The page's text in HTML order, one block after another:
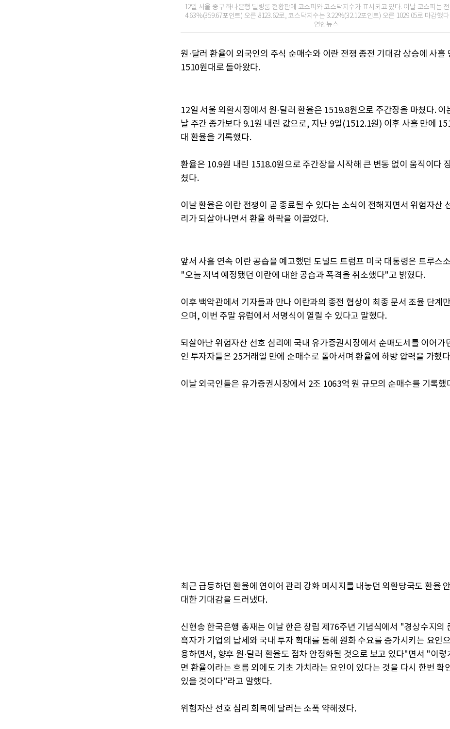
12일 서울 중구 하나은행 딜링룸 현황판에 코스피와 코스닥지수가 표시되고 있다. 이날 코스피는
4.63%(359.67포인트) 오른 8123.62로, 코스닥지수는 3.22%(32.12포인트) 오른 1029.05로 마감했
연합뉴스
원·달러 환율이 외국인의 주식 순매수와 이란 전쟁 종전 기대감 상승에 사흘
1510원대로 돌아왔다.
12일 서울 외환시장에서 원·달러 환율은 1519.8원으로 주간장을 마쳤다. 이
날 주간 종가보다 9.1원 내린 값으로, 지난 9일(1512.1원) 이후 사흘 만에
대 환율을 기록했다.
환율은 10.9원 내린 1518.0원으로 주간장을 시작해 큰 변동 없이 움직이다
쳤다.
이날 환율은 이란 전쟁이 곧 종료될 수 있다는 소식이 전해지면서 위험자산
리가 되살아나면서 환율 하락을 이끌었다.
앞서 사흘 연속 이란 공습을 예고했던 도널드 트럼프 미국 대통령은 트루스
"오늘 저녁 예정됐던 이란에 대한 공습과 폭격을 취소했다"고 밝혔다.
이후 백악관에서 기자들과 만나 이란과의 종전 협상이 최종 문서 조율 단계
으며, 이번 주말 유럽에서 서명식이 열릴 수 있다고 말했다.
되살아난 위험자산 선호 심리에 국내 유가증권시장에서 순매도세를 이어가
인 투자자들은 25거래일 만에 순매수로 돌아서며 환율에 하방 압력을 가했
이날 외국인들은 유가증권시장에서 2조 1063억 원 규모의 순매수를 기록했
최근 급등하던 환율에 연이어 관리 강화 메시지를 내놓던 외환당국도 환율
대한 기대감을 드러냈다.
신현송 한국은행 총재는 이날 한은 창립 제76주년 기념식에서 "경상수지의
흑자가 기업의 납세와 국내 투자 확대를 통해 원화 수요를 증가시키는 요인
용하면서, 향후 원·달러 환율도 점차 안정화될 것으로 보고 있다"면서 "이렇
면 환율이라는 흐름 외에도 기초 가치라는 요인이 있다는 것을 다시 한번 확
있을 것이다"라고 말했다.
위험자산 선호 심리 회복에 달러는 소폭 약해졌다.